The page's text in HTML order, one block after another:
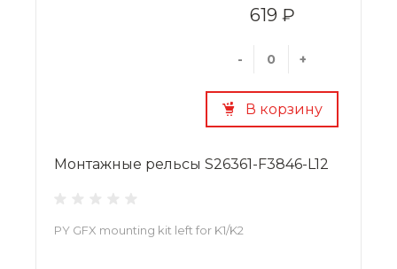
619 ₽
- +
В корзину
Монтажные рельсы S26361-F3846-L12
PY GFX mounting kit left for K1/K2